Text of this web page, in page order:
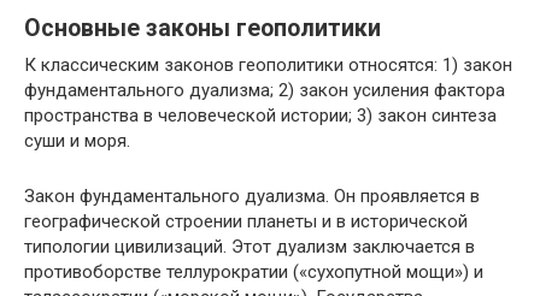
Основные законы геополитики
К классическим законов геополитики относятся: 1) закон
фундаментального дуализма; 2) закон усиления фактора
пространства в человеческой истории; 3) закон синтеза
суши и моря.
Закон фундаментального дуализма. Он проявляется в
географической строении планеты и в исторической
типологии цивилизаций. Этот дуализм заключается в
противоборстве теллурократии («сухопутной мощи») и